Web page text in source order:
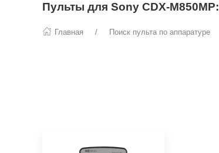
Пульты для Sony CDX-M850MP:
Главная Поиск пульта по аппаратуре